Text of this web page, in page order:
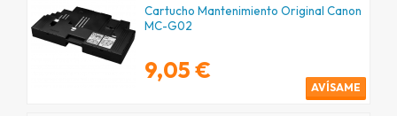
Cartucho Mantenimiento Original Canon
MC-G02
9,05 €
AVÍSAME